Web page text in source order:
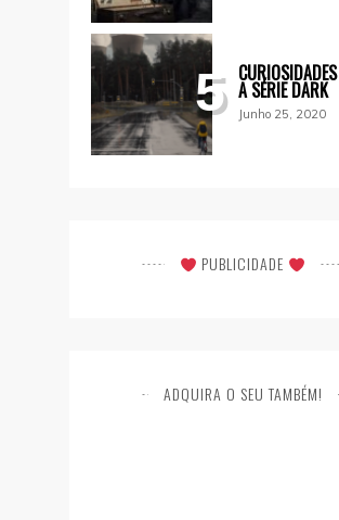
5 A SÉRIE DARK
Junho 25, 2020
PUBLICIDADE
ADQUIRA O SEU TAMBÉM!